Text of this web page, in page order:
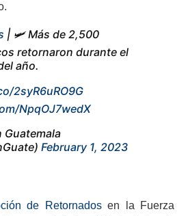
| 🛩️ Más de 2,500
retornaron durante el
año.
2syR6uRO9G
NpqOJ7wedX
February 1, 2023
de Retornadosen la Fuerza